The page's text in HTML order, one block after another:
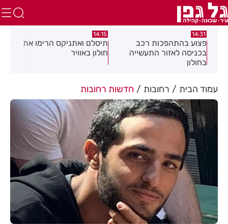
14:31
פצוע בהתהפכות רכב
בכניסה לאזור התעשייה
בחולון
14:15
תיסלם ואתניקס הרימו את
חולון באוויר
עמוד הבית רחובות חדשות רחובות